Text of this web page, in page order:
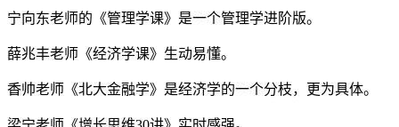
宁向东老师的《管理学课》是一个管理学进阶版。
薛兆丰老师《经济学课》生动易懂。
香帅老师《北大金融学》是经济学的一个分枝，更为具体。